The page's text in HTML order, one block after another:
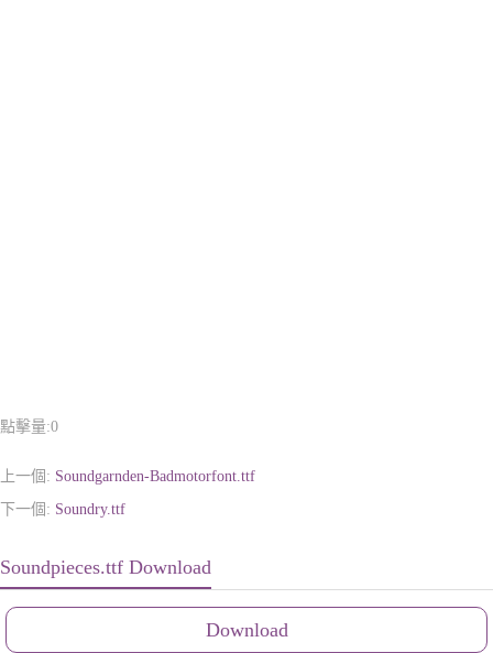
點擊量:0
上一個: Soundgarnden-Badmotorfont.ttf
下一個: Soundry.ttf
Soundpieces.ttf Download
Download